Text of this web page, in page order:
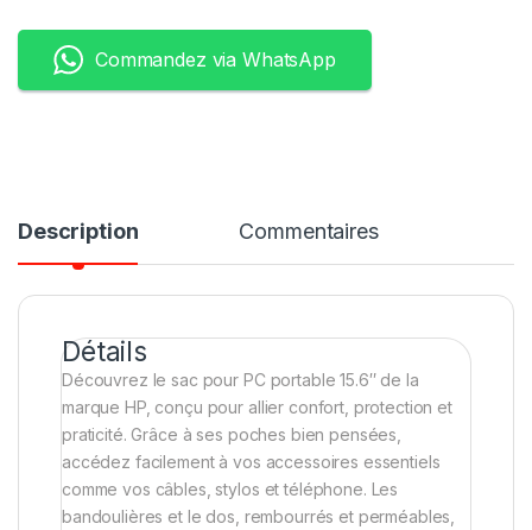
Commandez via WhatsApp
Description Commentaires
Détails
Découvrez le sac pour PC portable 15.6″ de la
marque HP, conçu pour allier confort, protection et
praticité. Grâce à ses poches bien pensées,
accédez facilement à vos accessoires essentiels
comme vos câbles, stylos et téléphone. Les
bandoulières et le dos, rembourrés et perméables,